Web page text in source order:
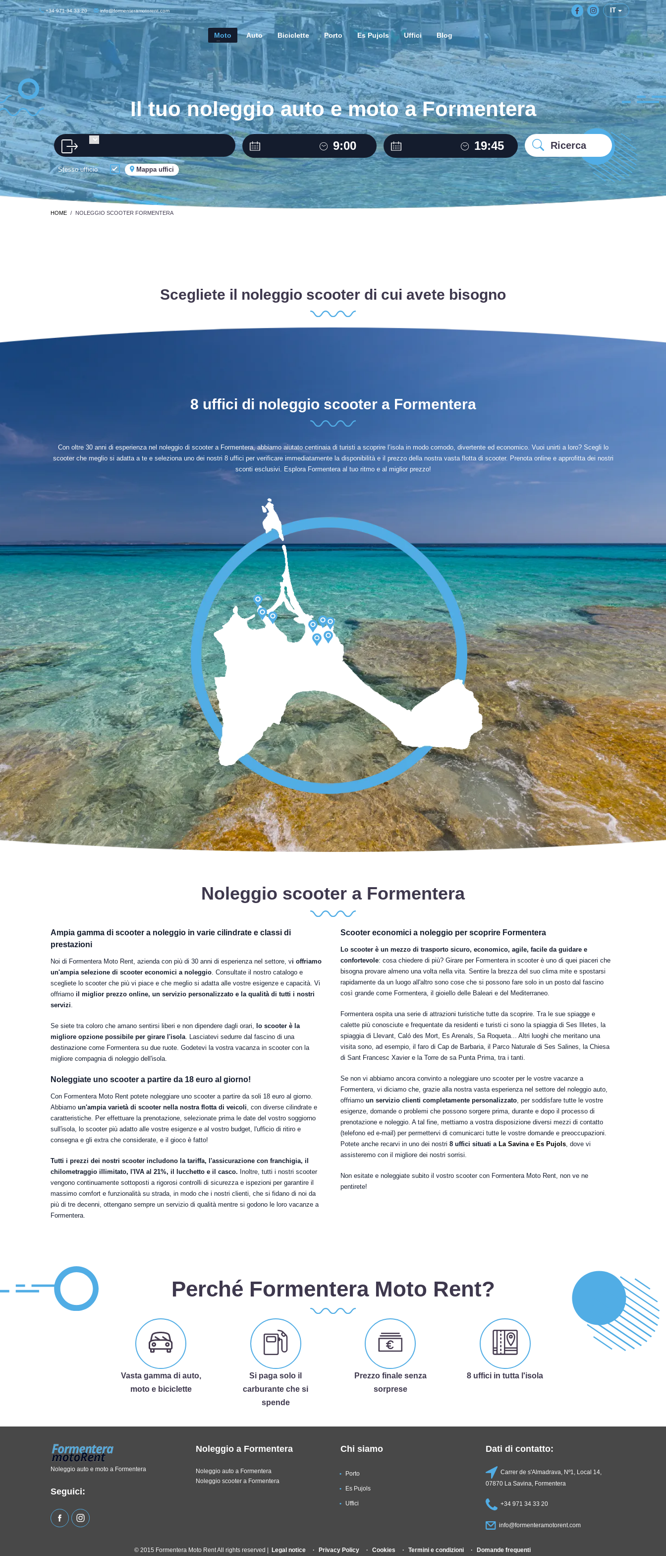
+34 971 34 33 20 info@formenteramotorent.com IT
Moto Auto Biciclette Porto Es Pujols Uffici Blog
HOME NOLEGGIO SCOOTER FORMENTERA
Il tuo noleggio auto e moto a Formentera
Stesso ufficio Mappa uffici
Scegliete il noleggio scooter di cui avete bisogno
8 uffici di noleggio scooter a Formentera
Con oltre 30 anni di esperienza nel noleggio di scooter a Formentera, abbiamo aiutato centinaia di turisti a scoprire l’isola in modo comodo, divertente ed economico. Vuoi unirti a loro? Scegli lo
scooter che meglio si adatta a te e seleziona uno dei nostri 8 uffici per verificare immediatamente la disponibilità e il prezzo della nostra vasta flotta di scooter. Prenota online e approfitta dei nostri
sconti esclusivi. Esplora Formentera al tuo ritmo e al miglior prezzo!
Noleggio scooter a Formentera
Ampia gamma di scooter a noleggio in varie cilindrate e classi di
prestazioni
Noi di Formentera Moto Rent, azienda con più di 30 anni di esperienza nel settore, vi offriamo
un'ampia selezione di scooter economici a noleggio. Consultate il nostro catalogo e
scegliete lo scooter che più vi piace e che meglio si adatta alle vostre esigenze e capacità. Vi
offriamo il miglior prezzo online, un servizio personalizzato e la qualità di tutti i nostri
servizi.
Se siete tra coloro che amano sentirsi liberi e non dipendere dagli orari, lo scooter è la
migliore opzione possibile per girare l'isola. Lasciatevi sedurre dal fascino di una
destinazione come Formentera su due ruote. Godetevi la vostra vacanza in scooter con la
migliore compagnia di noleggio dell'isola.
Noleggiate uno scooter a partire da 18 euro al giorno!
Con Formentera Moto Rent potete noleggiare uno scooter a partire da soli 18 euro al giorno.
Abbiamo un'ampia varietà di scooter nella nostra flotta di veicoli, con diverse cilindrate e
caratteristiche. Per effettuare la prenotazione, selezionate prima le date del vostro soggiorno
sull'isola, lo scooter più adatto alle vostre esigenze e al vostro budget, l'ufficio di ritiro e
consegna e gli extra che considerate, e il gioco è fatto!
Tutti i prezzi dei nostri scooter includono la tariffa, l'assicurazione con franchigia, il
chilometraggio illimitato, l'IVA al 21%, il lucchetto e il casco. Inoltre, tutti i nostri scooter
vengono continuamente sottoposti a rigorosi controlli di sicurezza e ispezioni per garantire il
massimo comfort e funzionalità su strada, in modo che i nostri clienti, che si fidano di noi da
più di tre decenni, ottengano sempre un servizio di qualità mentre si godono le loro vacanze a
Formentera.
Scooter economici a noleggio per scoprire Formentera
Lo scooter è un mezzo di trasporto sicuro, economico, agile, facile da guidare e
confortevole: cosa chiedere di più? Girare per Formentera in scooter è uno di quei piaceri che
bisogna provare almeno una volta nella vita. Sentire la brezza del suo clima mite e spostarsi
rapidamente da un luogo all'altro sono cose che si possono fare solo in un posto dal fascino
così grande come Formentera, il gioiello delle Baleari e del Mediterraneo.
Formentera ospita una serie di attrazioni turistiche tutte da scoprire. Tra le sue spiagge e
calette più conosciute e frequentate da residenti e turisti ci sono la spiaggia di Ses Illetes, la
spiaggia di Llevant, Caló des Mort, Es Arenals, Sa Roqueta... Altri luoghi che meritano una
visita sono, ad esempio, il faro di Cap de Barbaria, il Parco Naturale di Ses Salines, la Chiesa
di Sant Francesc Xavier e la Torre de sa Punta Prima, tra i tanti.
Se non vi abbiamo ancora convinto a noleggiare uno scooter per le vostre vacanze a
Formentera, vi diciamo che, grazie alla nostra vasta esperienza nel settore del noleggio auto,
offriamo un servizio clienti completamente personalizzato, per soddisfare tutte le vostre
esigenze, domande o problemi che possono sorgere prima, durante e dopo il processo di
prenotazione e noleggio. A tal fine, mettiamo a vostra disposizione diversi mezzi di contatto
(telefono ed e-mail) per permettervi di comunicarci tutte le vostre domande e preoccupazioni.
Potete anche recarvi in uno dei nostri 8 uffici situati aLa Savinae Es Pujols, dove vi
assisteremo con il migliore dei nostri sorrisi.
Non esitate e noleggiate subito il vostro scooter con Formentera Moto Rent, non ve ne
pentirete!
Perché Formentera Moto Rent?
Vasta gamma di auto,
moto e biciclette
Si paga solo il
carburante che si
spende
Prezzo finale senza
sorprese
8 uffici in tutta l'isola
Noleggio auto e moto a Formentera
Seguici:
Noleggio a Formentera
Noleggio auto a Formentera
Noleggio scooter a Formentera
Chi siamo
Porto
Es Pujols
Uffici
Dati di contatto:
Carrer de s'Almadrava, Nº1, Local 14,
07870 La Savina, Formentera
+34 971 34 33 20
info@formenteramotorent.com
© 2015 Formentera Moto Rent All rights reserved | Legal notice Privacy Policy Cookies Termini e condizioni Domande frequenti